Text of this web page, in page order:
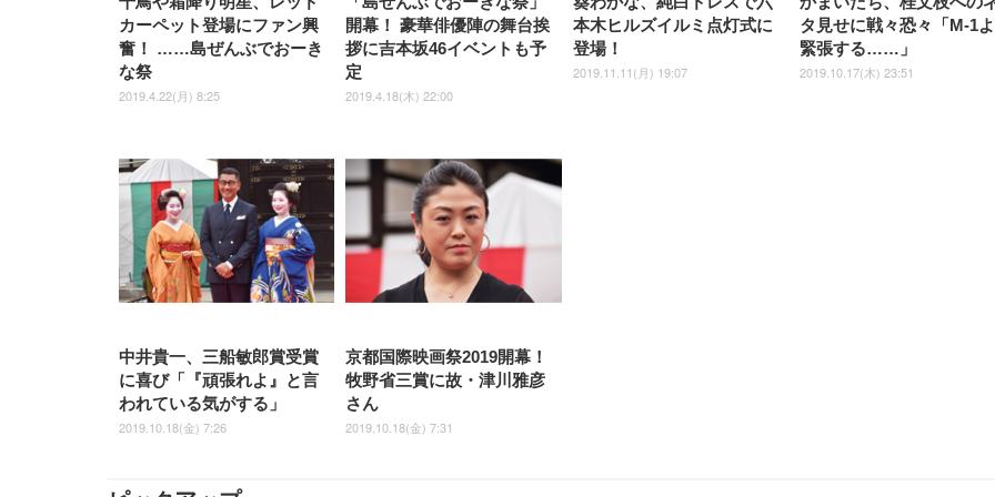
カーペット登場にファン興
奮！ ……島ぜんぶでおーき
な祭
2019.4.22(月) 8:25
開幕！ 豪華俳優陣の舞台挨
拶に吉本坂46イベントも予
定
2019.4.18(木) 22:00
本木ヒルズイルミ点灯式に
登場！
2019.11.11(月) 19:07
タ見せに戦々恐々「M-1
緊張する……」
2019.10.17(木) 23:51
中井貴一、三船敏郎賞受賞
に喜び「『頑張れよ』と言
われている気がする」
2019.10.18(金) 7:26
京都国際映画祭2019開幕！
牧野省三賞に故・津川雅彦
さん
2019.10.18(金) 7:31